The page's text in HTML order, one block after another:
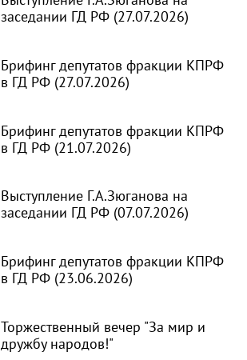
заседании ГД РФ (27.07.2026)
Брифинг депутатов фракции КПРФ
в ГД РФ (27.07.2026)
Брифинг депутатов фракции КПРФ
в ГД РФ (21.07.2026)
Выступление Г.А.Зюганова на
заседании ГД РФ (07.07.2026)
Брифинг депутатов фракции КПРФ
в ГД РФ (23.06.2026)
Торжественный вечер "За мир и
дружбу народов!"